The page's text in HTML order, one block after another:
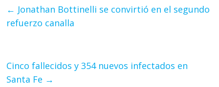
← Jonathan Bottinelli se convirtió en el segundo
refuerzo canalla
Cinco fallecidos y 354 nuevos infectados en
Santa Fe →